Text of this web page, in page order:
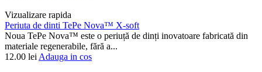
Vizualizare rapida
Periuta de dinti TePe Nova™ X-soft
Noua TePe Nova™ este o periuță de dinți inovatoare fabricată din
materiale regenerabile, fără a...
12.00 lei Adauga in cos